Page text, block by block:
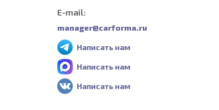
E-mail:
manager@carforma.ru
Написать нам
Написать нам
Написать нам